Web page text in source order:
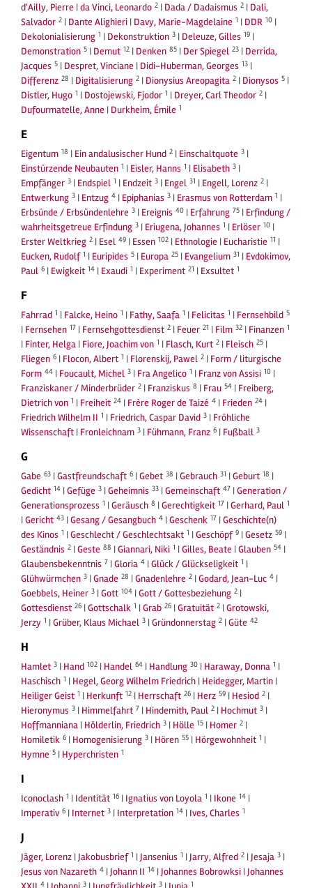
d'Ailly, Pierre |da Vinci, Leonardo 2 | Dada / Dadaismus 2 | Dali,
Salvador 2 | Dante Alighieri | Davy, Marie-Magdelaine 1 | DDR 10 |
Dekolonialisierung 1 | Dekonstruktion 3 | Deleuze, Gilles 19 |
Demonstration 5 | Demut 12 | Denken 85 | Der Spiegel 23 | Derrida,
Jacques 5 | Despret, Vinciane | Didi-Huberman, Georges 13 |
Differenz 28 | Digitalisierung 2 | Dionysius Areopagita 2 | Dionysos 5 |
Distler, Hugo 1 | Dostojewski, Fjodor 1 | Dreyer, Carl Theodor 2 |
Dufourmatelle, Anne | Durkheim, Émile 1
E
Eigentum 18 | Ein andalusischer Hund 2 | Einschaltquote 3 |
Einstürzende Neubauten 1 | Eisler, Hanns 1 | Elisabeth 3 |
Empfänger 3 | Endspiel 1 | Endzeit 3 | Engel 31 | Engell, Lorenz 2 |
Entwerkung 3 | Entzug 4 | Epiphanias 3 | Erasmus von Rotterdam 1 |
Erbsünde / Erbsündenlehre 3 | Ereignis 40 | Erfahrung 75 | Erfindung /
wahrheitsgetreue Erfindung 3 | Eriugena, Johannes 1 | Erlöser 10 |
Erster Weltkrieg 2 | Esel 49 | Essen 102 | Ethnologie | Eucharistie 11 |
Eucken, Rudolf 1 | Euripides 5 | Europa 25 | Evangelium 31 | Evdokimov,
Paul 6 | Ewigkeit 14 | Exaudi 1 | Experiment 21 | Exsultet 1
F
Fahrrad 1 | Falcke, Heino 1 | Fathy, Saafa 1 | Felicitas 1 | Fernsehbild 5
| Fernsehen 17 | Fernsehgottesdienst 2 | Feuer 21 | Film 32 | Finanzen 1
| Finter, Helga | Fiore, Joachim von 1 | Flasch, Kurt 2 | Fleisch 25 |
Fliegen 6 | Flocon, Albert 1 | Florenskij, Pawel 2 | Form / liturgische
Form 44 | Foucault, Michel 3 | Fra Angelico 1 | Franz von Assisi 10 |
Franziskaner / Minderbrüder 2 | Franziskus 8 | Frau 54 | Freiberg,
Dietrich von 1 | Freiheit 24 | Frère Roger de Taizé 4 | Frieden 24 |
Friedrich Wilhelm II 1 | Friedrich, Caspar David 3 | Fröhliche
Wissenschaft | Fronleichnam 3 | Fühmann, Franz 6 | Fußball 3
G
Gabe 63 |Gastfreundschaft 6 |Gebet 38 |Gebrauch 31 |Geburt 18 |
Gedicht 14 |Gefüge 3 |Geheimnis 33 |Gemeinschaft 47 |Generation /
Generationsprozess 1 |Geräusch 8 |Gerechtigkeit 17 |Gerhard, Paul 1
|Gericht 43 |Gesang / Gesangbuch 4 |Geschenk 17 |Geschichte(n)
des Kinos 1 |Geschlecht / Geschlechtsakt 1 |Geschöpf 9 |Gesetz 59 |
Geständnis 2 |Geste 88 |Giannari, Niki 1 |Gilles, Beate |Glauben 54 |
Glaubensbekenntnis 7 |Gloria 4 |Glück / Glückseligkeit 1 |
Glühwürmchen 3 |Gnade 28 |Gnadenlehre 2 |Godard, Jean-Luc 4 |
Goebbels, Heiner 3 |Gott 104 |Gott / Gottesbeziehung 2 |
Gottesdienst 26 |Gottschalk 1 |Grab 26 |Gratuität 2 |Grotowski,
Jerzy 1 |Grüber, Klaus Michael 3 |Gründonnerstag 2 |Güte 42
H
Hamlet 3 | Hand 102 | Handel 64 | Handlung 30 | Haraway, Donna 1 |
Haschisch 1 | Hegel, Georg Wilhelm Friedrich | Heidegger, Martin |
Heiliger Geist 1 | Herkunft 12 | Herrschaft 26 | Herz 59 | Hesiod 2 |
Hieronymus 3 | Himmelfahrt 7 | Hindemith, Paul 2 | Hochmut 3 |
Hoffmanniana | Hölderlin, Friedrich 3 | Hölle 15 | Homer 2 |
Homiletik 6 | Homogenisierung 3 | Hören 55 | Hörgewohnheit 1 |
Hymne 5 | Hyperchristen 1
I
Iconoclash 1 | Identität 16 | Ignatius von Loyola 1 | Ikone 14 |
Imperativ 6 | Internet 3 | Interpretation 14 | Ives, Charles 1
J
Jäger, Lorenz | Jakobusbrief 1 | Jansenius 1 | Jarry, Alfred 2 | Jesaja 3 |
Jesus von Nazareth 4 | Johann II 14 | Johannes Bobrowksi | Johannes
4 3 3 1